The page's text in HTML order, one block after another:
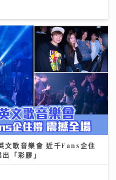
歌音樂會 近千Fans企住
「彩膠」